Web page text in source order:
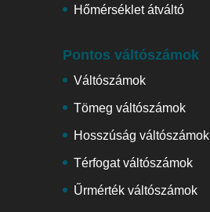
Hőmérséklet átváltó
Pontos váltószámok
Váltószámok
Tömeg váltószámok
Hosszúság váltószámok
Térfogat váltószámok
Űrmérték váltószámok